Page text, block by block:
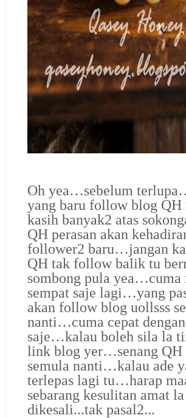
Oh yea…sebelum
yang baru follow blog QH
kasih banyak2 atas
QH perasan akan
follower2 baru…jangan
QH tak follow balik tu
sombong pula yea…cuma
sempat saje lagi…yang
akan follow blog uollsss
nanti…cuma cepat
saje…kalau boleh sila la
link blog yer…senang QH
semula nanti…kalau ade
terlepas lagi tu…harap
sebarang kesulitan amat la
dikesali...tak pasal2...